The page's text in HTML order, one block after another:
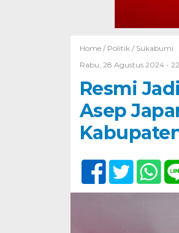
Home / Politik/ Sukabumi
Rabu, 28 Agustus 2024 -
Resmi
Asep